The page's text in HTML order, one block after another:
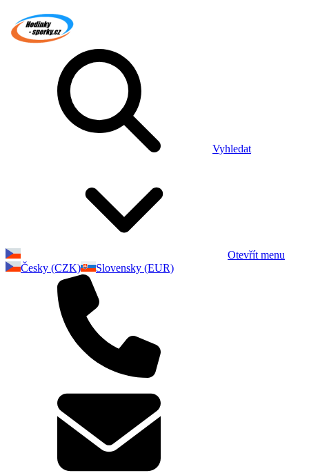
Vyhledat
Otevřít menu
Česky (CZK)
Slovensky (EUR)